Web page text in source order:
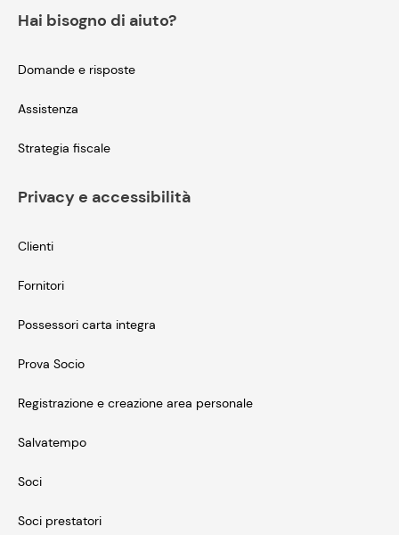
Hai bisogno di aiuto?
Domande e risposte
Assistenza
Strategia fiscale
Privacy e accessibilità
Clienti
Fornitori
Possessori carta integra
Prova Socio
Registrazione e creazione area personale
Salvatempo
Soci
Soci prestatori